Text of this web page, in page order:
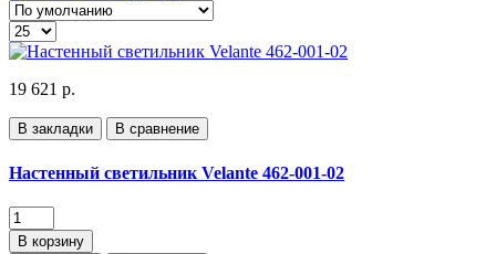
19 621 р.
В закладки В сравнение
Настенный светильник Velante 462-001-02
В корзину